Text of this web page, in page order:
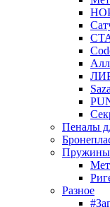
Пеналы
Пружины
Разное